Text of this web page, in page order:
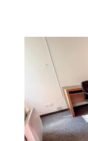
BREST 29
19,22 m
Ref : 7728
par mois